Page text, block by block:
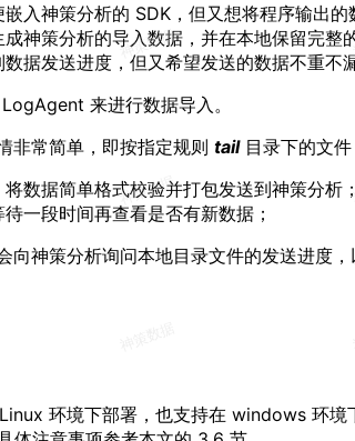
入神策分析的 SDK，但又想将程序输出的
神策分析的导入数据，并在本地保留完整
据发送进度，但又希望发送的数据不重不
来进行数据导入。
非常简单，即按指定规则 tail目录下的文件
数据简单格式校验并打包发送到神策分析；
一段时间再查看是否有新数据；
神策分析询问本地目录文件的发送进度，
环境下部署，也支持在 windows 环